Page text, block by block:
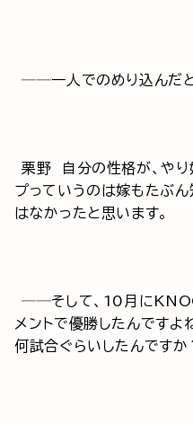
──一人でのめり込んだと
栗野 自分の性格が、やり
プっていうのは嫁もたぶん
はなかったと思います。
──そして、10月に
メントで優勝したんですよ
何試合ぐらいしたんですか